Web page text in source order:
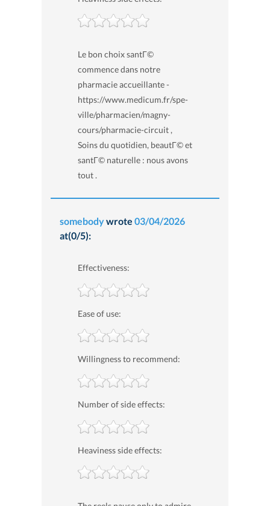
Le bon choix santГ©
commence dans notre
pharmacie accueillante -
https://www.medicum.fr/spe-
ville/pharmacien/magny-
cours/pharmacie-circuit ,
Soins du quotidien, beautГ© et
santГ© naturelle : nous avons
tout .
somebodywrote 03/04/2026
at(0/5):
Effectiveness:
Ease of use:
Willingness to recommend:
Number of side effects:
Heaviness side effects: